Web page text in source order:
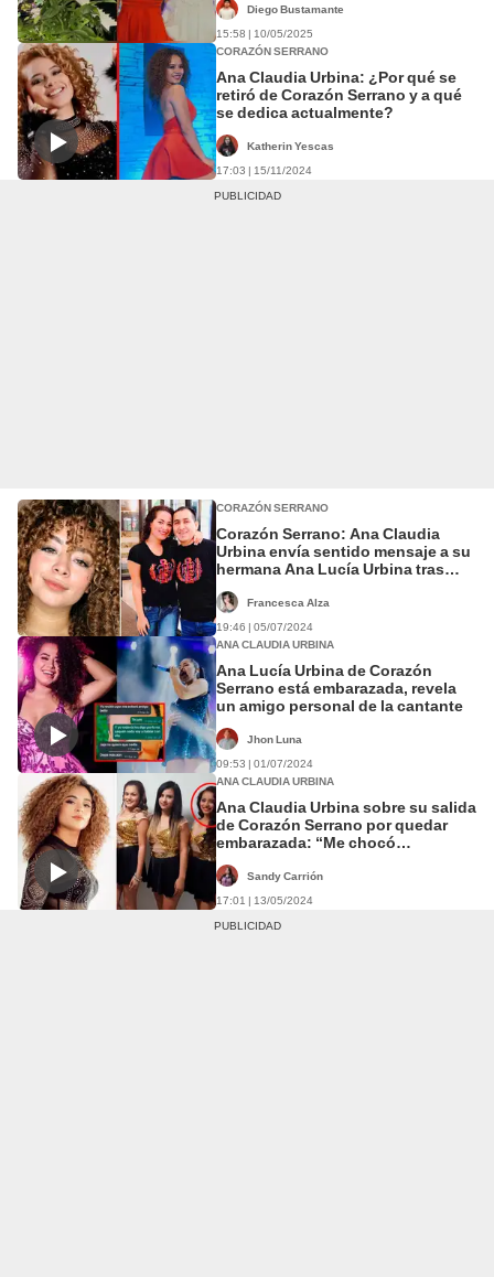
Diego Bustamante
15:58 | 10/05/2025
CORAZÓN SERRANO
Ana Claudia Urbina: ¿Por qué se
retiró de Corazón Serrano y a qué
se dedica actualmente?
Katherin Yescas
17:03 | 15/11/2024
CORAZÓN SERRANO
Corazón Serrano: Ana Claudia
Urbina envía sentido mensaje a su
hermana Ana Lucía Urbina tras
Francesca Alza
19:46 | 05/07/2024
ANA CLAUDIA URBINA
Ana Lucía Urbina de Corazón
Serrano está embarazada, revela
un amigo personal de la cantante
Jhon Luna
09:53 | 01/07/2024
ANA CLAUDIA URBINA
Ana Claudia Urbina sobre su salida
de Corazón Serrano por quedar
embarazada: “Me chocó
Sandy Carrión
17:01 | 13/05/2024